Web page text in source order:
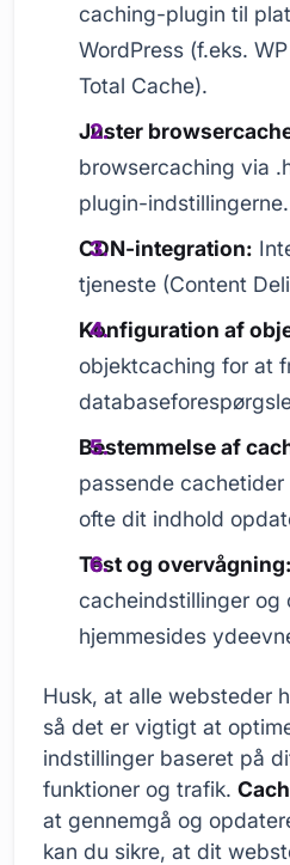
caching-plugin til
WordPress (f.eks.
Total Cache).
Juster
browsercaching via
plugin-indstillingerne.
CDN-integration:
tjeneste (Content
Konfiguration af
objektcaching for at
Bestemmelse af
passende
ofte dit indhold
Test og overvågning:
cacheindstillinger og
hjemmesides
Husk, at alle websteder
så det er vigtigt at
indstillinger baseret på
funktioner og trafik.
at gennemgå og
kan du sikre, at dit